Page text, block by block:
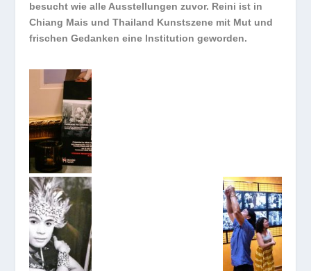
besucht wie alle Ausstellungen zuvor. Reini ist in
Chiang Mais und Thailand Kunstszene mit Mut und
frischen Gedanken eine Institution geworden.